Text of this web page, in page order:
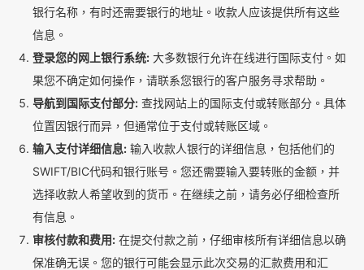
银行名称，有时还需要银行的地址。收款人应该提供所有这些
信息。
登录您的网上银行系统: 大多数银行允许在线进行国际支付。如
果您不确定如何操作，请联系您银行的客户服务寻求帮助。
导航到国际支付部分: 查找网站上的国际支付或转账部分。具体
位置因银行而异，但通常位于支付或转账区域。
输入支付详细信息: 输入收款人银行的详细信息，包括他们的
SWIFT/BIC代码和银行账号。您还需要输入要转账的金额，并
选择收款人希望收到的货币。在继续之前，请务必仔细检查所
有信息。
审核付款和费用: 在提交付款之前，仔细审核所有详细信息以确
保准确无误。您的银行可能会显示此次交易的汇款费用和汇